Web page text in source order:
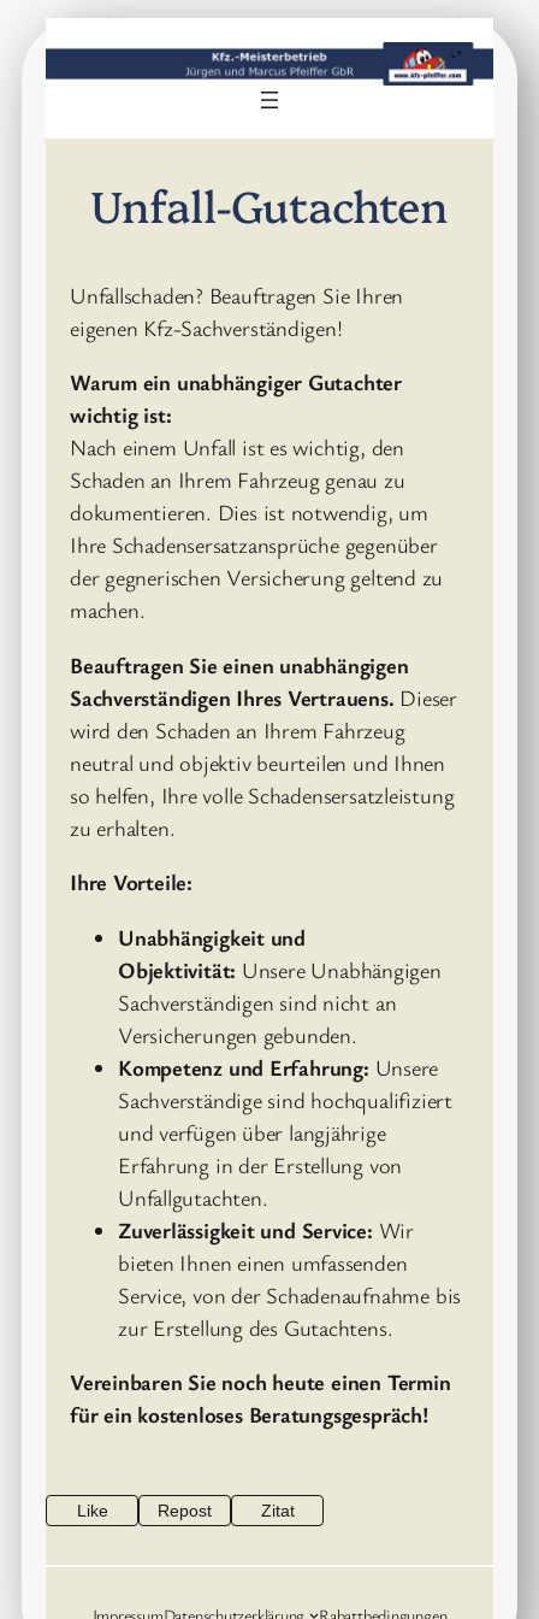
Inhalt
Unfall-Gutachten
Unfallschaden? Beauftragen Sie Ihren
eigenen Kfz-Sachverständigen!
Warum ein unabhängiger Gutachter
wichtig ist:
Nach einem Unfall ist es wichtig, den
Schaden an Ihrem Fahrzeug genau zu
dokumentieren. Dies ist notwendig, um
Ihre Schadensersatzansprüche gegenüber
der gegnerischen Versicherung geltend zu
machen.
Beauftragen Sie einen unabhängigen
Sachverständigen Ihres Vertrauens. Dieser
wird den Schaden an Ihrem Fahrzeug
neutral und objektiv beurteilen und Ihnen
so helfen, Ihre volle Schadensersatzleistung
zu erhalten.
Ihre Vorteile:
Unabhängigkeit und
Objektivität: Unsere Unabhängigen
Sachverständigen sind nicht an
Versicherungen gebunden.
Kompetenz und Erfahrung: Unsere
Sachverständige sind hochqualifiziert
und verfügen über langjährige
Erfahrung in der Erstellung von
Unfallgutachten.
Zuverlässigkeit und Service: Wir
bieten Ihnen einen umfassenden
Service, von der Schadenaufnahme bis
zur Erstellung des Gutachtens.
Vereinbaren Sie noch heute einen Termin
für ein kostenloses Beratungsgespräch!
Like Repost Zitat